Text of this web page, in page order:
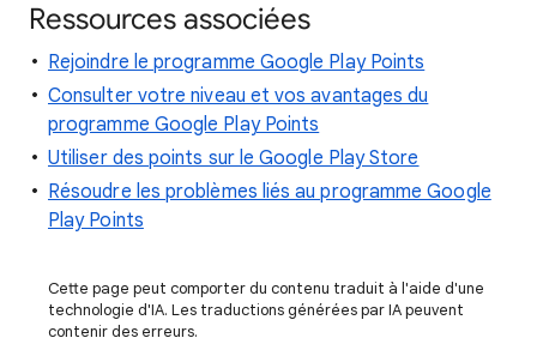
Ressources associées
Rejoindre le programme Google Play Points
Consulter votre niveau et vos avantages du
programme Google Play Points
Utiliser des points sur le Google Play Store
Résoudre les problèmes liés au programme Google
Play Points
Cette page peut comporter du contenu traduit à l'aide d'une
technologie d'IA. Les traductions générées par IA peuvent
contenir des erreurs.